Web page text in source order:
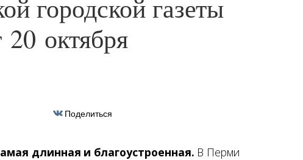
городской газеты
октября
Поделиться
длинная и благоустроенная. В Перми